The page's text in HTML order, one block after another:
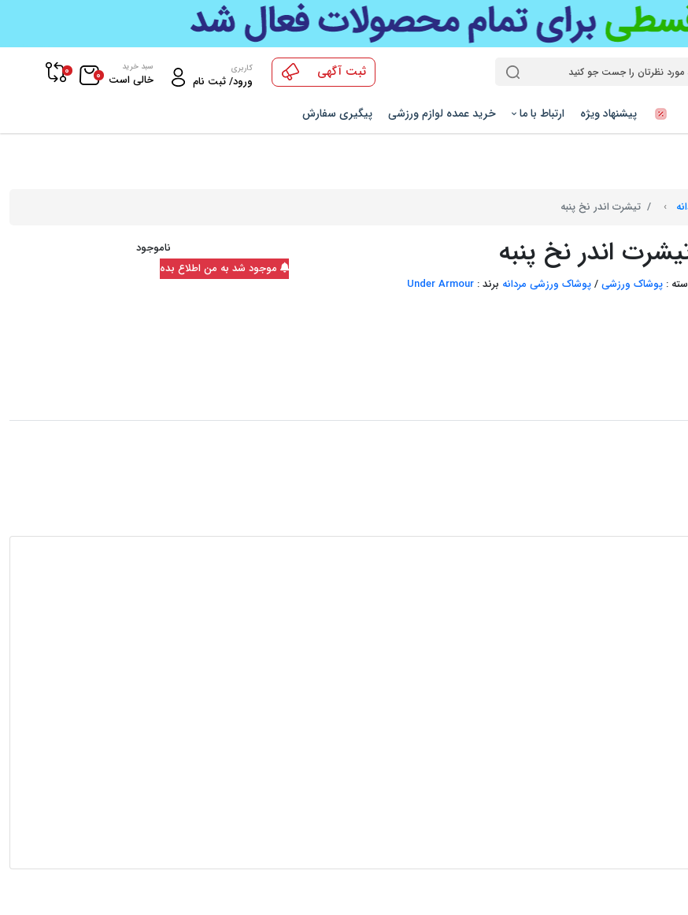
ثبت آگهی کاربری
ورود/ ثبت نام
سبد خرید
خالی است 0
0
پیشنهاد ویژه ارتباط با ما خرید عمده لوازم ورزشی پیگیری سفارش
تیشرت اندر نخ پنبه
اندر نخ پنبه
: پوشاک ورزشی/پوشاک ورزشی مردانه برند : Under Armour
ناموجود
موجود شد به من اطلاع بده